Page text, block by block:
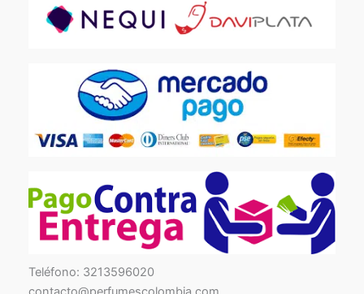
Teléfono: 3213596020TikTokFacebook
Instagram